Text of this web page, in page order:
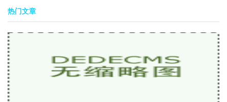
热门文章